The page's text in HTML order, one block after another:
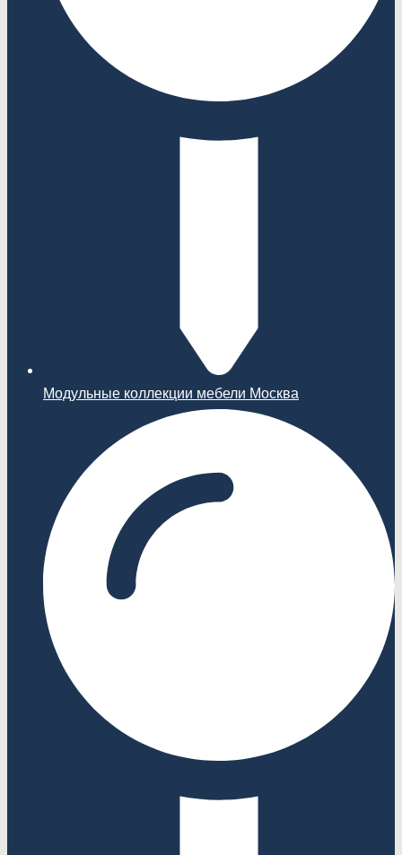
Модульные коллекции мебели Москва